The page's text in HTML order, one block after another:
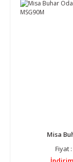
Misa
Fiyat :